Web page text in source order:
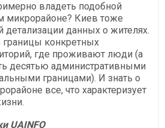
владеть подобной
микрорайоне? Киев тоже
детализации данных о жителях.
границы конкретных
где проживают люди (а
десятью административными
границами). И знать о
все, что характеризует
UAINFO